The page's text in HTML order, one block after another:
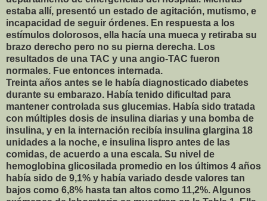
estaba allí, presentó un estado de agitación, mutismo, e
incapacidad de seguir órdenes. En respuesta a los
estímulos dolorosos, ella hacía una mueca y retiraba su
brazo derecho pero no su pierna derecha. Los
resultados de una TAC y una angio-TAC fueron
normales. Fue entonces internada.
Treinta años antes se le había diagnosticado diabetes
durante su embarazo. Había tenido dificultad para
mantener controlada sus glucemias. Había sido tratada
con múltiples dosis de insulina diarias y una bomba de
insulina, y en la internación recibía insulina glargina 18
unidades a la noche, e insulina lispro antes de las
comidas, de acuerdo a una escala. Su nivel de
hemoglobina glicosilada promedio en los últimos 4 años
había sido de 9,1% y había variado desde valores tan
bajos como 6,8% hasta tan altos como 11,2%. Algunos